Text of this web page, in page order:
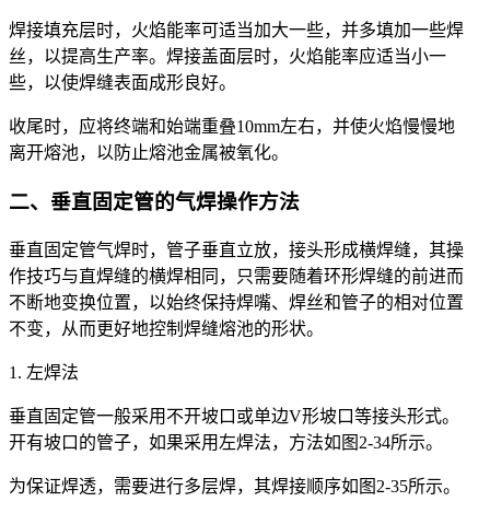
焊接填充层时，火焰能率可适当加大一些，并多填加一些焊
丝，以提高生产率。焊接盖面层时，火焰能率应适当小一
些，以使焊缝表面成形良好。
收尾时，应将终端和始端重叠10mm左右，并使火焰慢慢地
离开熔池，以防止熔池金属被氧化。
二、垂直固定管的气焊操作方法
垂直固定管气焊时，管子垂直立放，接头形成横焊缝，其操
作技巧与直焊缝的横焊相同，只需要随着环形焊缝的前进而
不断地变换位置，以始终保持焊嘴、焊丝和管子的相对位置
不变，从而更好地控制焊缝熔池的形状。
1. 左焊法
垂直固定管一般采用不开坡口或单边V形坡口等接头形式。
开有坡口的管子，如果采用左焊法，方法如图2-34所示。
为保证焊透，需要进行多层焊，其焊接顺序如图2-35所示。